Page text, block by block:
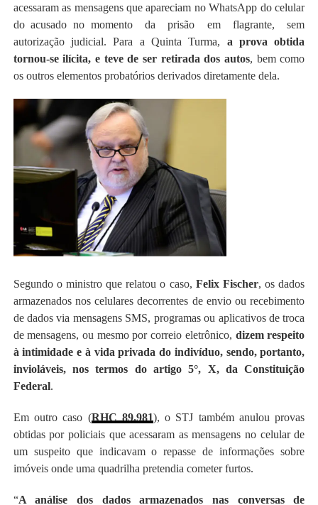
acessaram as mensagens que apareciam no WhatsApp do celular
do acusado no momento da prisão em flagrante, sem
autorização judicial. Para a Quinta Turma, a prova obtida
tornou-se ilícita, e teve de ser retirada dos autos, bem como
os outros elementos probatórios derivados diretamente dela.
Segundo o ministro que relatou o caso, Felix Fischer, os dados
armazenados nos celulares decorrentes de envio ou recebimento
de dados via mensagens SMS, programas ou aplicativos de troca
de mensagens, ou mesmo por correio eletrônico, dizem respeito
à intimidade e à vida privada do indivíduo, sendo, portanto,
invioláveis, nos termos do artigo 5°, X, da Constituição
Federal.
Em outro caso (RHC 89.981), o STJ também anulou provas
obtidas por policiais que acessaram as mensagens no celular de
um suspeito que indicavam o repasse de informações sobre
imóveis onde uma quadrilha pretendia cometer furtos.
“A análise dos dados armazenados nas conversas de